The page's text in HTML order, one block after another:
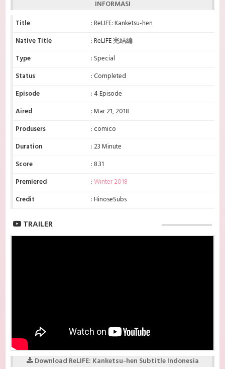
INFORMASI
Title
: ReLIFE: Kanketsu-hen
Native Title
: ReLIFE 完結編
Type
: Special
Status
: Completed
Episode
: 4 Episode
Aired
: Mar 21, 2018
Produsers
: comico
Duration
: 23 Minute
Score
: 8.31
Premiered
:Winter 2018
Credit
: HinoseSubs
TRAILER
Download ReLIFE: Kanketsu-hen Subtitle Indonesia